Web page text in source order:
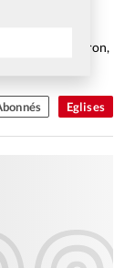
Eglises
de notre
table. Et la
Aymeric Caron,